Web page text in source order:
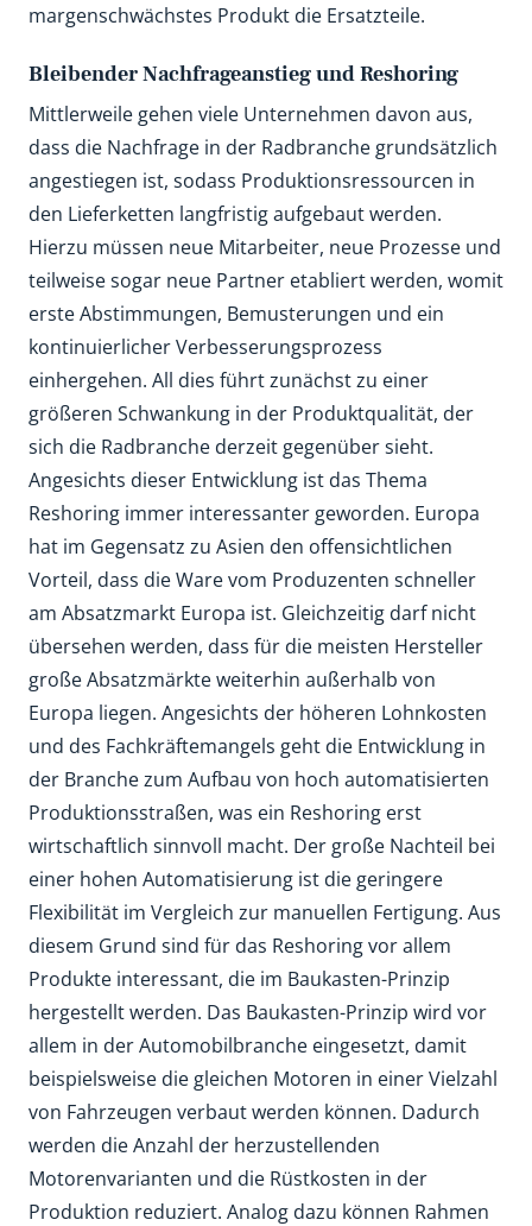
margenschwächstes Produkt die Ersatzteile.
Bleibender Nachfrageanstieg und Reshoring
Mittlerweile gehen viele Unternehmen davon aus,
dass die Nachfrage in der Radbranche grundsätzlich
angestiegen ist, sodass Produktionsressourcen in
den Lieferketten langfristig aufgebaut werden.
Hierzu müssen neue Mitarbeiter, neue Prozesse und
teilweise sogar neue Partner etabliert werden, womit
erste Abstimmungen, Bemusterungen und ein
kontinuierlicher Verbesserungsprozess
einhergehen. All dies führt zunächst zu einer
größeren Schwankung in der Produktqualität, der
sich die Radbranche derzeit gegenüber sieht.
Angesichts dieser Entwicklung ist das Thema
Reshoring immer interessanter geworden. Europa
hat im Gegensatz zu Asien den offensichtlichen
Vorteil, dass die Ware vom Produzenten schneller
am Absatzmarkt Europa ist. Gleichzeitig darf nicht
übersehen werden, dass für die meisten Hersteller
große Absatzmärkte weiterhin außerhalb von
Europa liegen. Angesichts der höheren Lohnkosten
und des Fachkräftemangels geht die Entwicklung in
der Branche zum Aufbau von hoch automatisierten
Produktionsstraßen, was ein Reshoring erst
wirtschaftlich sinnvoll macht. Der große Nachteil bei
einer hohen Automatisierung ist die geringere
Flexibilität im Vergleich zur manuellen Fertigung. Aus
diesem Grund sind für das Reshoring vor allem
Produkte interessant, die im Baukasten-Prinzip
hergestellt werden. Das Baukasten-Prinzip wird vor
allem in der Automobilbranche eingesetzt, damit
beispielsweise die gleichen Motoren in einer Vielzahl
von Fahrzeugen verbaut werden können. Dadurch
werden die Anzahl der herzustellenden
Motorenvarianten und die Rüstkosten in der
Produktion reduziert. Analog dazu können Rahmen